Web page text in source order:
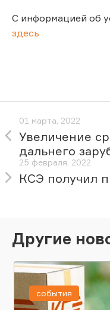
С информацией об
здесь
01 марта, 2022
Увеличение
дальнего
25 февраля, 2022
КСЭ получил
Другие
события